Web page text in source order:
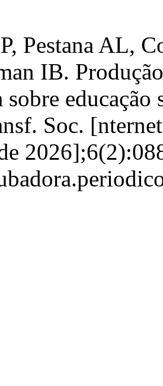
Pestana AL,
IB.
Soc.